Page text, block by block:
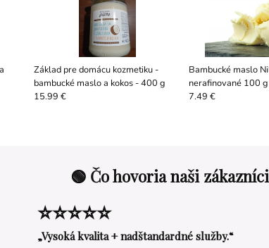
Základ pre domácu kozmetiku -
bambucké maslo a kokos - 400 g
15.99 €
Bambucké maslo
nerafinované 100
7.49 €
🟢 Čo hovoria naši zákazníci
⭐⭐⭐⭐⭐
„Vysoká kvalita + nadštandardné služby.“